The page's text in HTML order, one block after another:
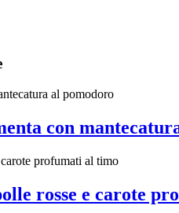
con
rosse e carote